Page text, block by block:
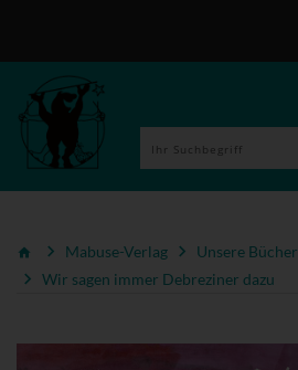
Mabuse-Verlag Unsere Bücher
Wir sagen immer Debreziner dazu